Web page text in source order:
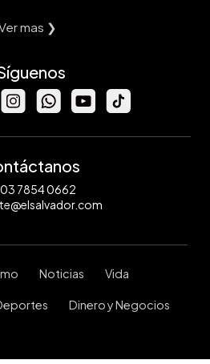
mas ❯
7854 0662
Noticias Vida
Dinero y Negocios